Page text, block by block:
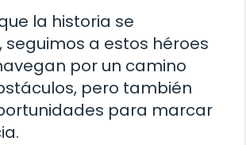
la historia se
seguimos a estos héroes
por un camino
pero también
para marcar